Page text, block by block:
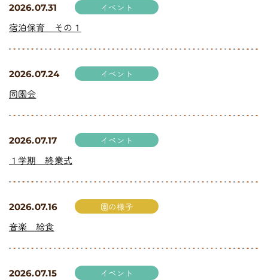
2026.07.31 イベント
宿泊保育 その１
2026.07.24 イベント
同園会
2026.07.17 イベント
１学期 終業式
2026.07.16 園の様子
音楽 給食
2026.07.15 イベント